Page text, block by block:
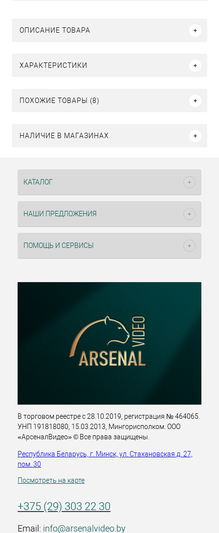
ОПИСАНИЕ ТОВАРА
ХАРАКТЕРИСТИКИ
ПОХОЖИЕ ТОВАРЫ (8)
НАЛИЧИЕ В МАГАЗИНАХ
КАТАЛОГ
НАШИ ПРЕДЛОЖЕНИЯ
ПОМОЩЬ И СЕРВИСЫ
В торговом реестре с 28.10.2019, регистрация № 464065.
УНП 191818080, 15.03.2013, Мингорисполком. ООО
«АрсеналВидео» © Все права защищены.
Республика Беларусь, г. Минск, ул. Стахановская д. 27,
пом. 30
Посмотреть на карте
+375 (29) 303 22 30
Email: info@arsenalvideo.by